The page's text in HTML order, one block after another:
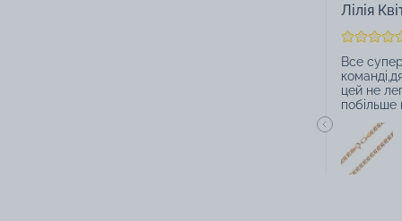
Лілія
Все
цей не
побільше